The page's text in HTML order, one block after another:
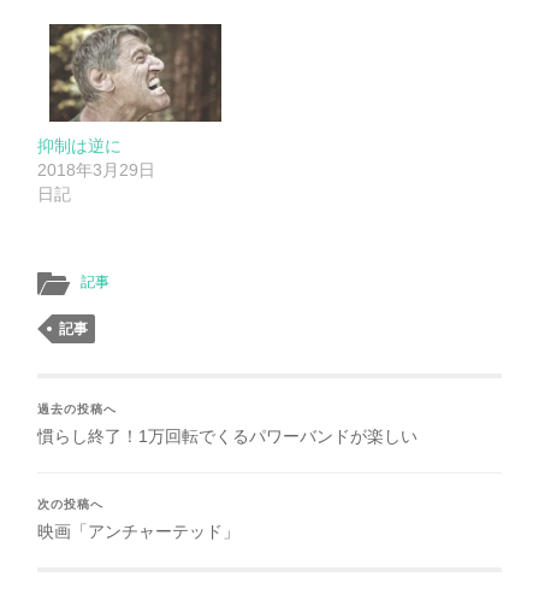
抑制は逆に
2018年3月29日
日記
記事
記事
過去の投稿へ
慣らし終了！1万回転でくるパワーバンドが楽しい
次の投稿へ
映画「アンチャーテッド」